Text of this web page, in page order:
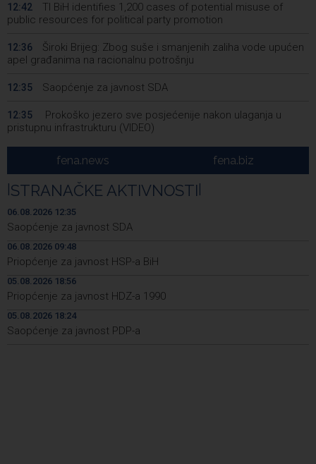
12:42
TI BiH identifies 1,200 cases of potential misuse of
public resources for political party promotion
12:36
Široki Brijeg: Zbog suše i smanjenih zaliha vode upućen
apel građanima na racionalnu potrošnju
12:35 Saopćenje za javnost SDA
12:35
Prokoško jezero sve posjećenije nakon ulaganja u
pristupnu infrastrukturu (VIDEO)
FIA - Industrija ostaje nosilac privrednog razvoja FBiH sa
18 milijardi KM prihoda (VIDEO)
12:28
U Srbiji i Njemačkoj uhapšeni osumnjičeni za
krijumčarenje više od 900 migranata
12:27
Forto: Professional drivers can no longer wait – We
have offered a workable solution to the EU
12:27
Njemačka uhapsila Ukrajinca zbog sumnje za špijunažu
12:21
Nastavljena saradnja Općine Novi Grad i Sarajevo Film
Festivala, potpisan ugovor
fena.news fena.biz
STRANAČKE AKTIVNOSTI
06.08.2026 12:35
Saopćenje za javnost SDA
06.08.2026 09:48
Priopćenje za javnost HSP-a BiH
05.08.2026 18:56
Priopćenje za javnost HDZ-a 1990
05.08.2026 18:24
Saopćenje za javnost PDP-a